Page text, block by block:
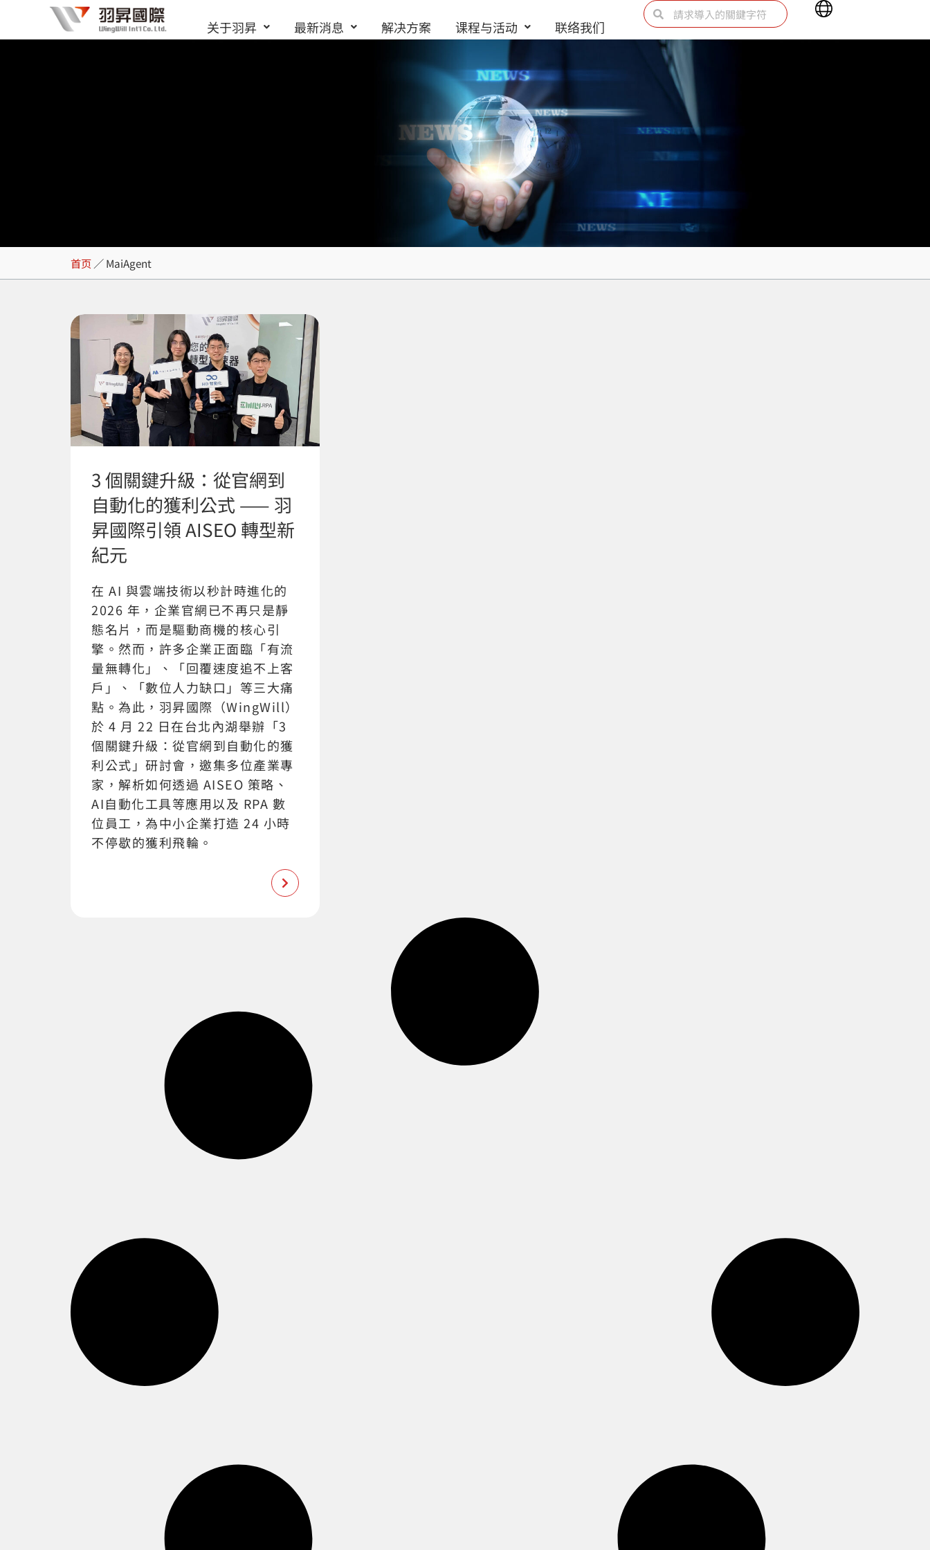
至
关于羽昇 最新消息 解决方案 课程与活动 联络我们
SearchSearch
Main
Menu
MaiAgent
首页 ／MaiAgent
3 個關鍵升級：從官網到
自動化的獲利公式 —— 羽
昇國際引領 AISEO 轉型新
紀元
在 AI 與雲端技術以秒計時進化的
2026 年，企業官網已不再只是靜
態名片，而是驅動商機的核心引
擎。然而，許多企業正面臨「有流
量無轉化」、「回覆速度追不上客
戶」、「數位人力缺口」等三大痛
點。為此，羽昇國際（WingWill）
於 4 月 22 日在台北內湖舉辦「3
個關鍵升級：從官網到自動化的獲
利公式」研討會，邀集多位產業專
家，解析如何透過 AISEO 策略、
AI自動化工具等應用以及 RPA 數
位員工，為中小企業打造 24 小時
不停歇的獲利飛輪。